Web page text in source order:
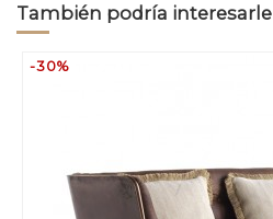
También podría interesarle
-30%